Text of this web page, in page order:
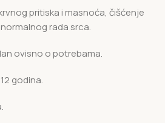
pritiska i masnoća, čišćenje
rada srca.
ovisno o potrebama.
godina.